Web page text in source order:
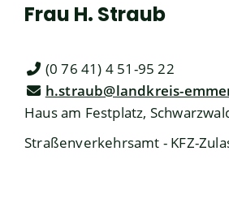
Frau H. Straub
(0 76 41) 4 51-95 22
h.straub@landkreis-
Haus am Festplatz,
Straßenverkehrsamt - KFZ-